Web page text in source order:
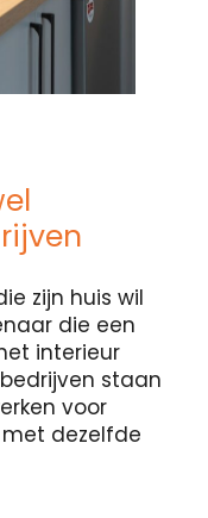
zijn huis wil
die een
interieur
staan
voor
dezelfde